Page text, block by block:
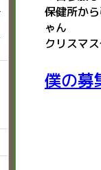
保健所か
ゃん
クリスマ
僕の募